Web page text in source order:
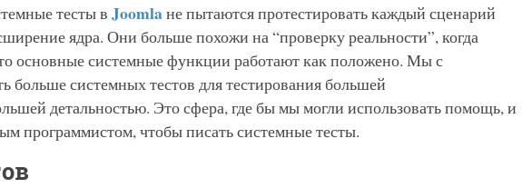
тесты в Joomlaне пытаются протестировать каждый сценарий
ядра. Они больше похожи на “проверку реальности”, когда
основные системные функции работают как положено. Мы с
больше системных тестов для тестирования большей
детальностью. Это сфера, где бы мы могли использовать помощь, и
программистом, чтобы писать системные тесты.